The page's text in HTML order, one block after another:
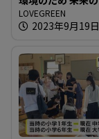
LOVEGREEN
2023年9月19